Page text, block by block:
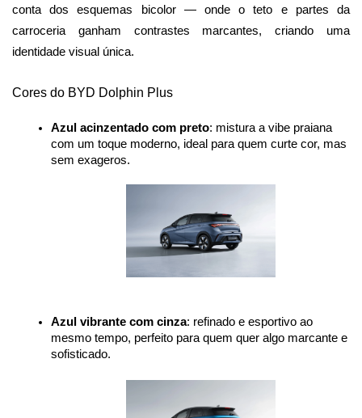
conta dos esquemas bicolor — onde o teto e partes da
carroceria ganham contrastes marcantes, criando uma
identidade visual única.
Cores do BYD Dolphin Plus
Azul acinzentado com preto: mistura a vibe praiana
com um toque moderno, ideal para quem curte cor, mas
sem exageros.
Azul vibrante com cinza: refinado e esportivo ao
mesmo tempo, perfeito para quem quer algo marcante e
sofisticado.